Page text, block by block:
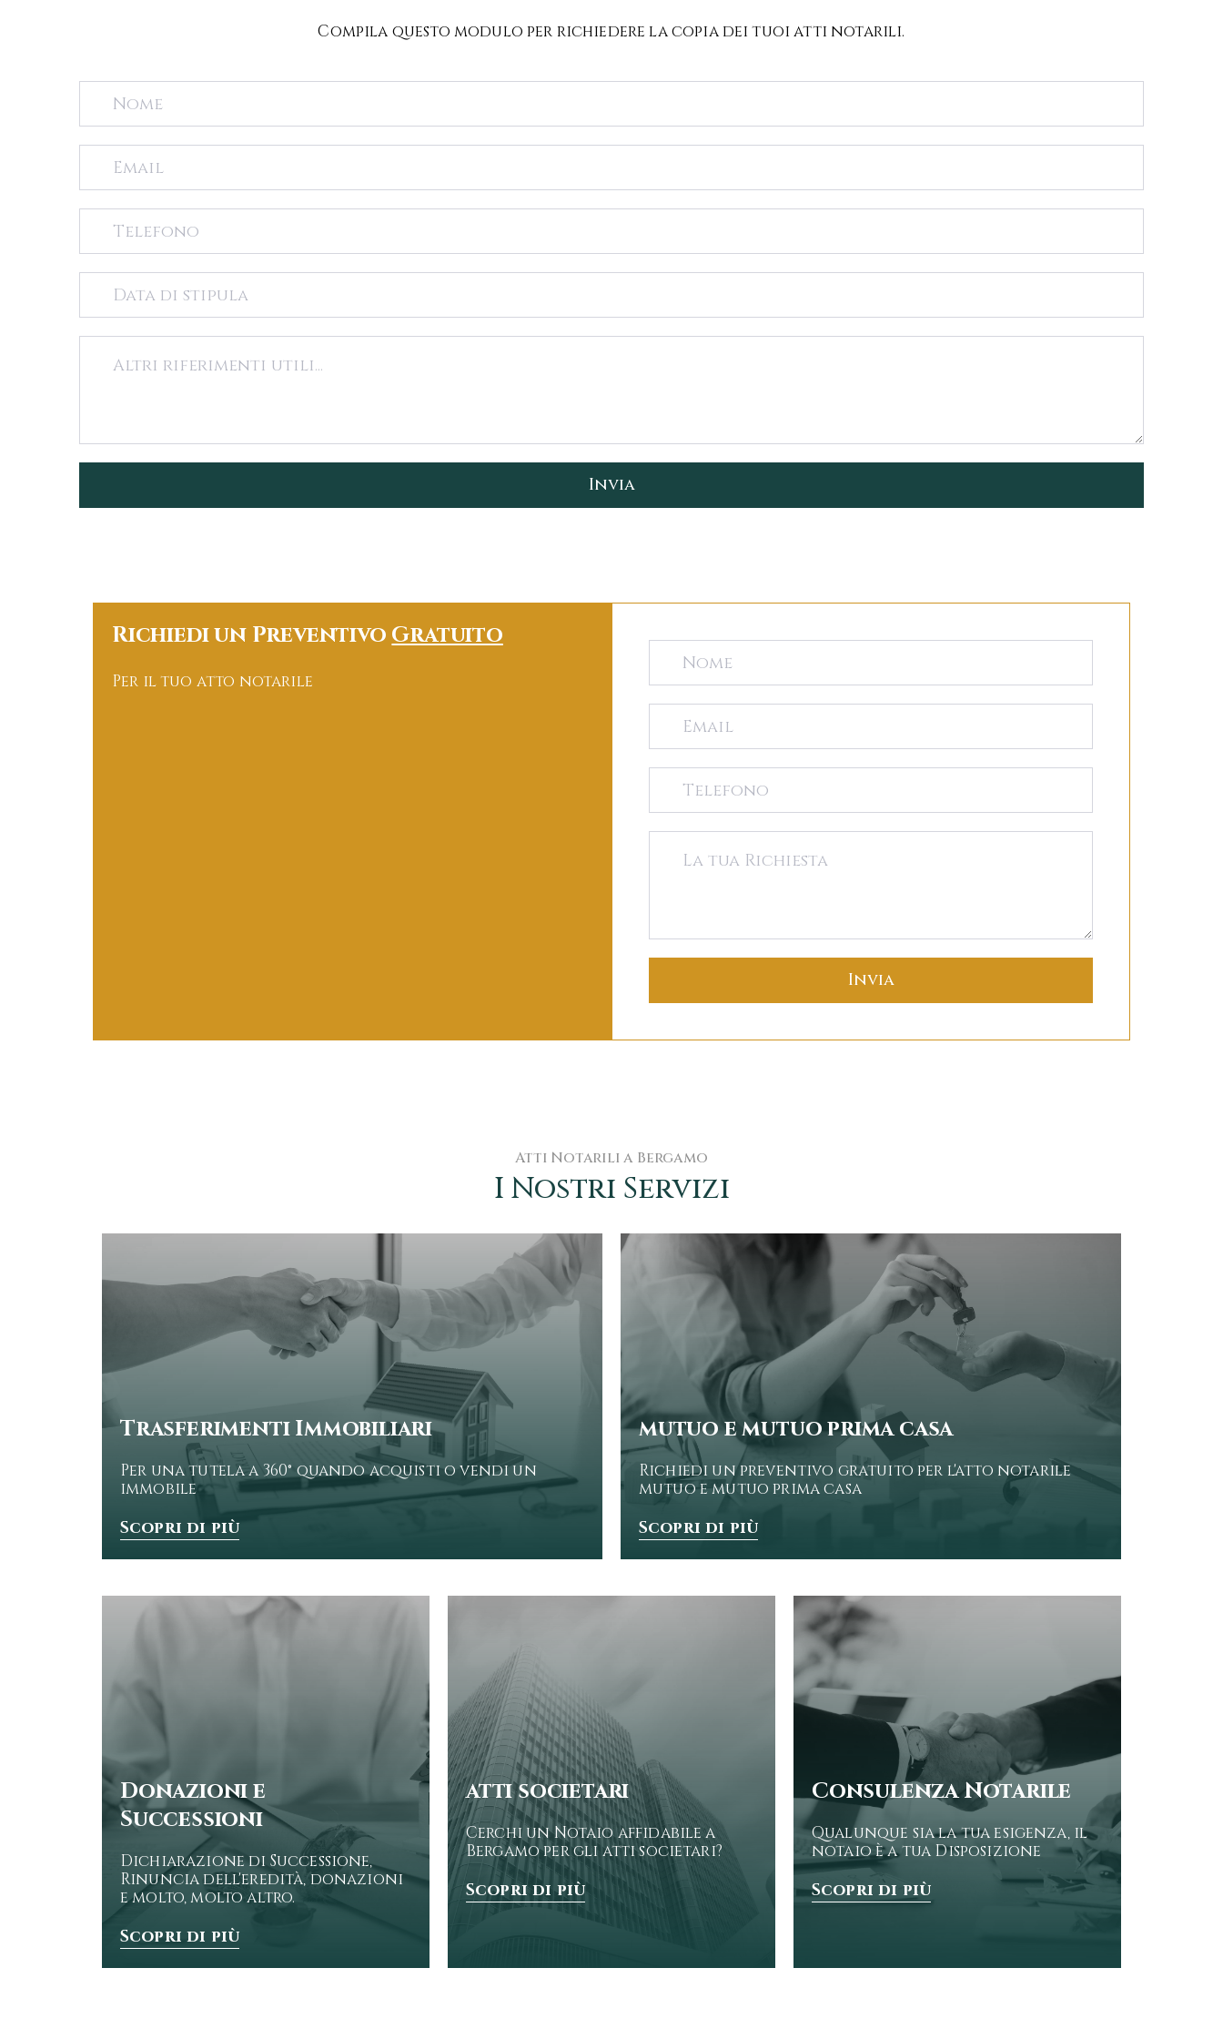
Compila questo modulo per richiedere la copia dei tuoi atti notarili.
Richiedi un Preventivo Gratuito
Per il tuo atto notarile
Atti Notarili a Bergamo
I Nostri Servizi
Trasferimenti Immobiliari
Per una tutela a 360° quando acquisti o vendi un
immobile
Scopri di più
mutuo e mutuo prima casa
Richiedi un preventivo gratuito per l'atto notarile
mutuo e mutuo prima casa
Scopri di più
Donazioni e
Successioni
Dichiarazione di Successione,
Rinuncia dell'eredità, donazioni
e molto, molto altro.
Scopri di più
atti societari
Cerchi un Notaio affidabile a
Bergamo per gli atti societari?
Scopri di più
Consulenza Notarile
Qualunque sia la tua esigenza, il
notaio è a tua Disposizione
Scopri di più